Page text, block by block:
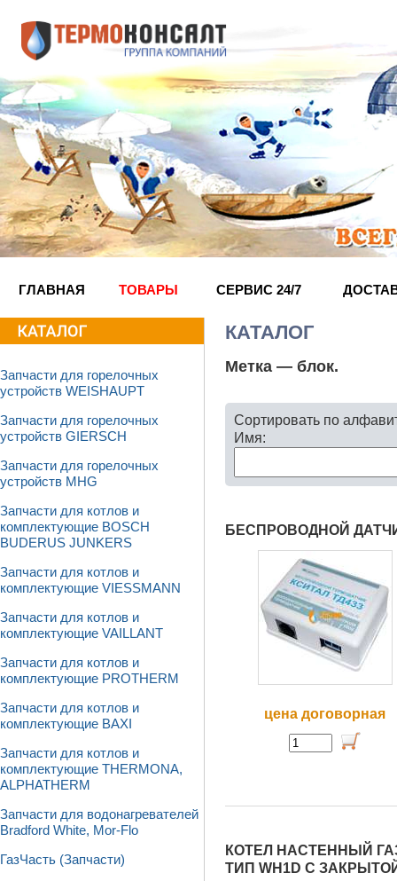
ГЛАВНАЯ ТОВАРЫ СЕРВИС 24/7
Запчасти для горелочных
устройств WEISHAUPT
Запчасти для горелочных
устройств GIERSCH
Запчасти для горелочных
устройств MHG
Запчасти для котлов и
комплектующие BOSCH
BUDERUS JUNKERS
Запчасти для котлов и
комплектующие VIESSMANN
Запчасти для котлов и
комплектующие VAILLANT
Запчасти для котлов и
комплектующие PROTHERM
Запчасти для котлов и
комплектующие BAXI
Запчасти для котлов и
комплектующие THERMONA,
ALPHATHERM
Запчасти для водонагревателей
Bradford White, Mor-Flo
ГазЧасть (Запчасти)
КАТАЛОГ
Метка — блок.
Сортировать по
Имя:
БЕСПРОВОДНОЙ
цена договорная
КОТЕЛ НАСТЕННЫЙ
ТИП WH1D С